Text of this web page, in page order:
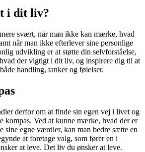
i dit liv?
svært, når man ikke kan mærke, hvad
når man ikke efterlever sine personlige
udvikling er at støtte din selvforståelse,
der vigtigt i dit liv, og inspirere dig til at
handling, tanker og følelser.
derfor om at finde sin egen vej i livet og
kompas. Ved at kunne mærke, hvad der er
sine egne værdier, kan man bedre sætte en
at foretage valg, som fører en i
at leve. Det liv du ønsker at leve.